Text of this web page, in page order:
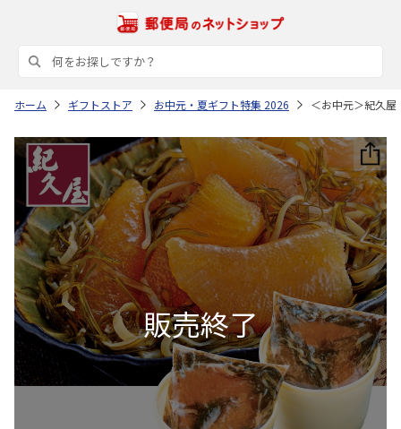
ホーム ギフトストア お中元・夏ギフト特集 2026 ＜お中元＞紀久